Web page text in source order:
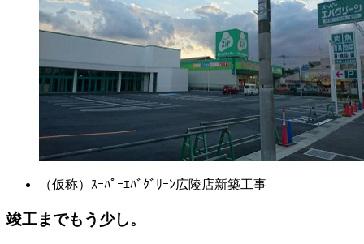
（仮称）ｽｰﾊﾟｰｴﾊﾞｸﾞﾘｰﾝ広陵店新築工事
竣工までもう少し。